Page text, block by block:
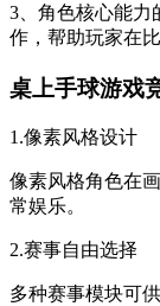
3、角色核心能力
作，帮助玩家在
桌上手球游戏
1.像素风格设计
像素风格角色在
常娱乐。
2.赛事自由选择
多种赛事模块可